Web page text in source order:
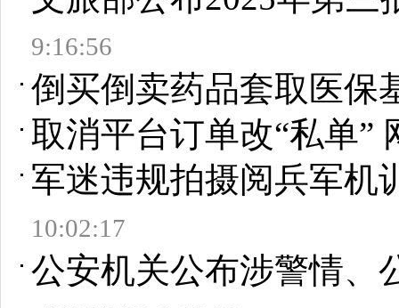
9:16:56
倒买倒卖药品套取医保
取消平台订单改“私单”
军迷违规拍摄阅兵军机
10:02:17
公安机关公布涉警情、